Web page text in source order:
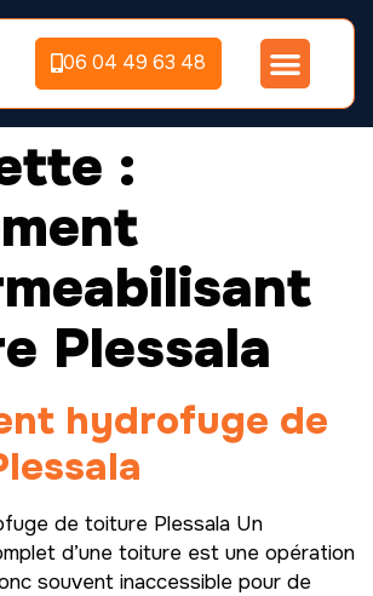
06 04 49 63 48
:
Plessala
hydrofuge de
de toiture Plessala Un
d’une toiture est une opération
souvent inaccessible pour de